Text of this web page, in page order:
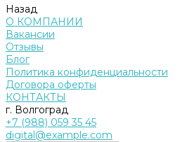
Назад
О КОМПАНИИ
Вакансии
Отзывы
Блог
Политика конфиденциальности
Договора оферты
КОНТАКТЫ
г. Волгоград
+7 (988) 059 35 45
digital@example.com